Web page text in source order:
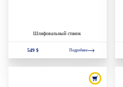
Шлифовальный станок
549 $ Подробнее